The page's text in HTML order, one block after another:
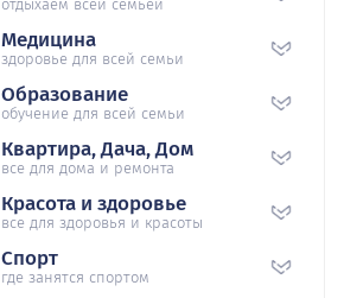
отдыхаем всей семьей
Медицина
здоровье для всей семьи
Образование
обучение для всей семьи
Квартира, Дача, Дом
все для дома и ремонта
Красота и здоровье
все для здоровья и красоты
Спорт
где занятся спортом